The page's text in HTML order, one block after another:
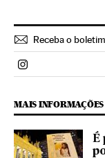
Receba o
Politica El País
MAIS INFORMAÇÕES
É